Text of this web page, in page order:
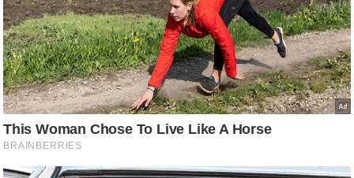
/
फै
श
न
घ
रे
लू